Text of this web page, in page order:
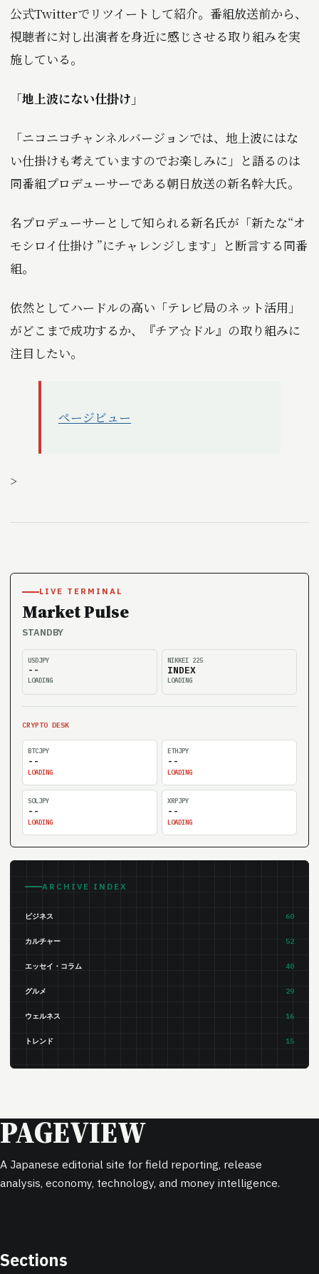
公式Twitterでリツイートして紹介。番組放送前から、
視聴者に対し出演者を身近に感じさせる取り組みを実
施している。
「地上波にない仕掛け」
「ニコニコチャンネルバージョンでは、地上波にはな
い仕掛けも考えていますのでお楽しみに」と語るのは
同番組プロデューサーである朝日放送の新名幹大氏。
名プロデューサーとして知られる新名氏が「新たな“オ
モシロイ仕掛け ”にチャレンジします」と断言する同番
組。
依然としてハードルの高い「テレビ局のネット活用」
がどこまで成功するか、『チア☆ドル』の取り組みに
注目したい。
ページビュー
>
LIVE TERMINAL
Market Pulse
STANDBY
USDJPY
--
LOADING
NIKKEI 225
INDEX
LOADING
CRYPTO DESK
BTCJPY
--
LOADING
ETHJPY
--
LOADING
SOLJPY
--
LOADING
XRPJPY
--
LOADING
ARCHIVE INDEX
ビジネス 60
カルチャー 52
エッセイ・コラム 40
グルメ 29
ウェルネス 16
トレンド 15
PAGEVIEW
A Japanese editorial site for field reporting, release
analysis, economy, technology, and money intelligence.
Sections